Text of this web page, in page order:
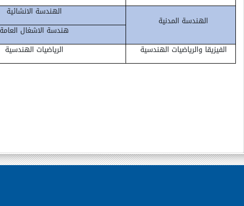
الهندسة المدنية
الهندسة الانشائية
هندسة الاشغال العامة
الفيزيقا والرياضيات الهندسية
الرياضيات الهندسية